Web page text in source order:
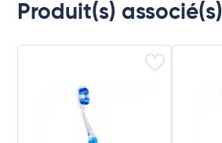
Produit(s) associé(s)